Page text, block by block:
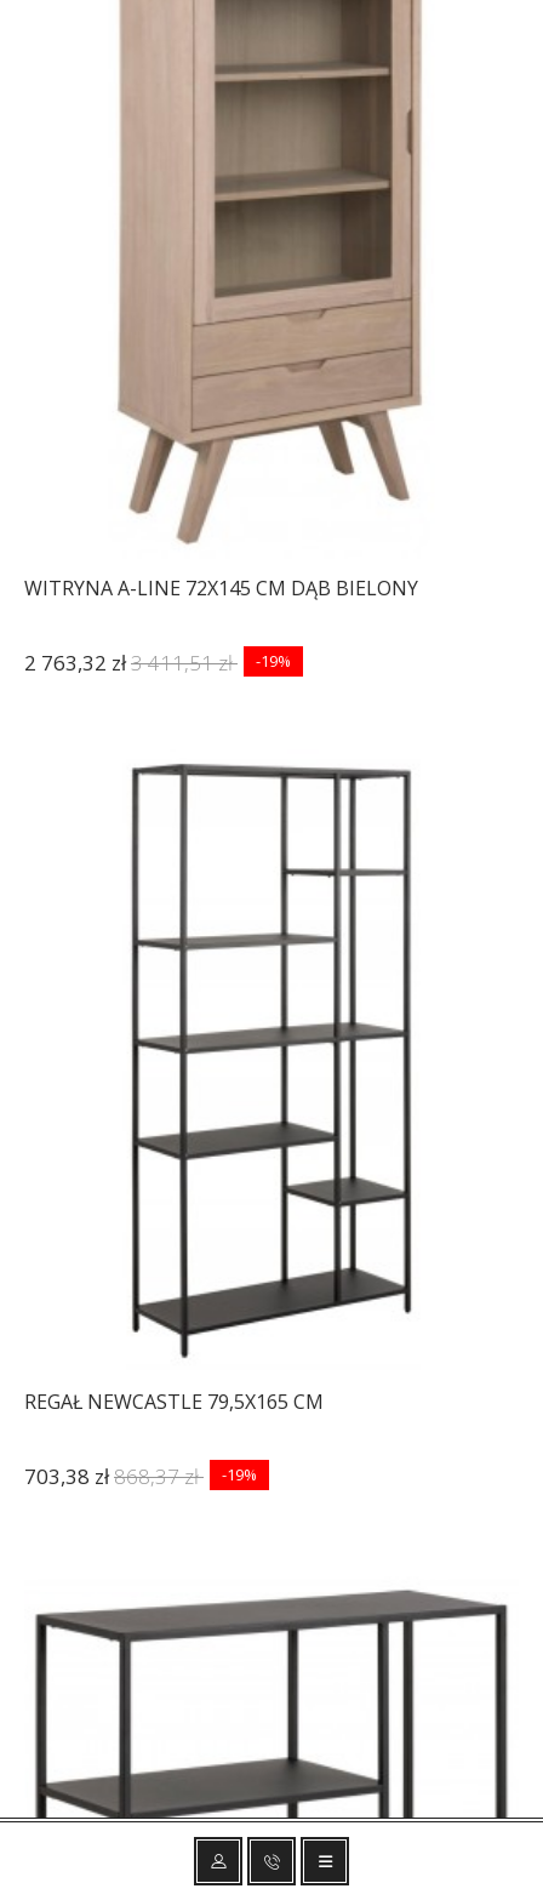
WITRYNA A-LINE 72X145 CM DĄB BIELONY
2 763,32 zł3 411,51 zł -19%
REGAŁ NEWCASTLE 79,5X165 CM
703,38 zł868,37 zł -19%